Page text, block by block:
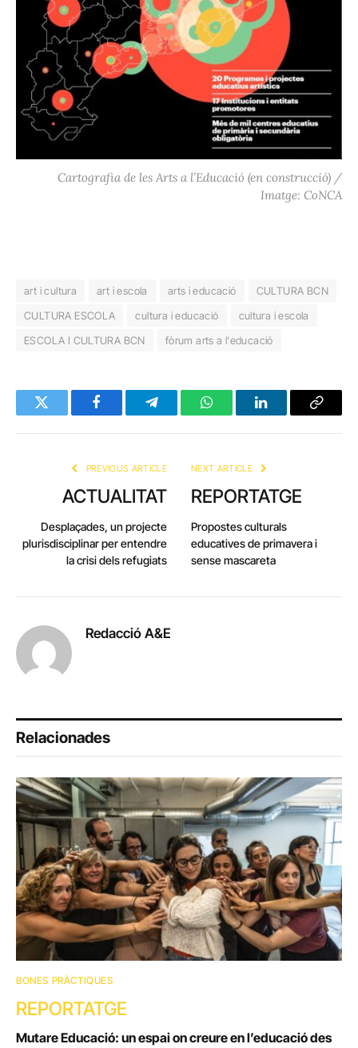
Cartografia de les Arts a l’Educació (en construcció) /
Imatge: CoNCA
art i cultura art i escola arts i educació
CULTURA BCN
CULTURA ESCOLA
cultura i educació
cultura i escola
ESCOLA I CULTURA BCN
fòrum arts a l'educació
Twitter FacebookTelegramWhatsAppLinkedInCopy
PREVIOUS ARTICLE
ACTUALITAT
Desplaçades, un projecte
plurisdisciplinar per entendre
la crisi dels refugiats
NEXT ARTICLE
REPORTATGE
Propostes culturals
educatives de primavera i
sense mascareta
Redacció A&E
Relacionades
BONES PRÀCTIQUES
REPORTATGE
Mutare Educació: un espai on creure en l’educació des